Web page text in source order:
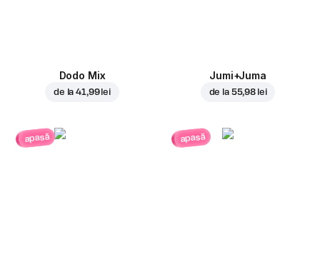
Dodo Mix
de la41,99 lei
Jumi+Juma
de la 55,98 lei
apasă apasă